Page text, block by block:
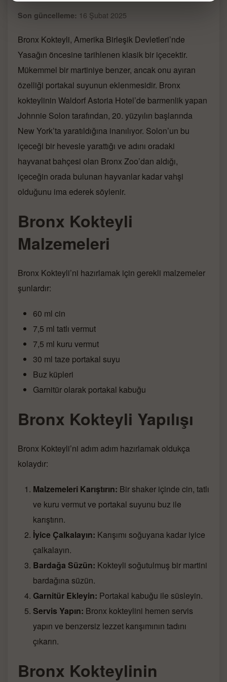
Son güncelleme: 16 Şubat 2025
Bronx Kokteyli, Amerika Birleşik Devletleri’nde
Yasağın öncesine tarihlenen klasik bir içecektir.
Mükemmel bir martiniye benzer, ancak onu ayıran
özelliği portakal suyunun eklenmesidir. Bronx
kokteylinin Waldorf Astoria Hotel’de barmenlik yapan
Johnnie Solon tarafından, 20. yüzyılın başlarında
New York’ta yaratıldığına inanılıyor. Solon’un bu
içeceği bir hevesle yarattığı ve adını oradaki
hayvanat bahçesi olan Bronx Zoo’dan aldığı,
içeceğin orada bulunan hayvanlar kadar vahşi
olduğunu ima ederek söylenir.
Bronx Kokteyli
Malzemeleri
Bronx Kokteyli’ni hazırlamak için gerekli malzemeler
şunlardır:
60 ml cin
7,5 ml tatlı vermut
7,5 ml kuru vermut
30 ml taze portakal suyu
Buz küpleri
Garnitür olarak portakal kabuğu
Bronx Kokteyli Yapılışı
Bronx Kokteyli’ni adım adım hazırlamak oldukça
kolaydır:
Malzemeleri Karıştırın: Bir shaker içinde cin, tatlı
ve kuru vermut ve portakal suyunu buz ile
karıştırın.
İyice Çalkalayın: Karışımı soğuyana kadar iyice
çalkalayın.
Bardağa Süzün: Kokteyli soğutulmuş bir martini
bardağına süzün.
Garnitür Ekleyin: Portakal kabuğu ile süsleyin.
Servis Yapın: Bronx kokteylini hemen servis
yapın ve benzersiz lezzet karışımının tadını
çıkarın.
Bronx Kokteylinin